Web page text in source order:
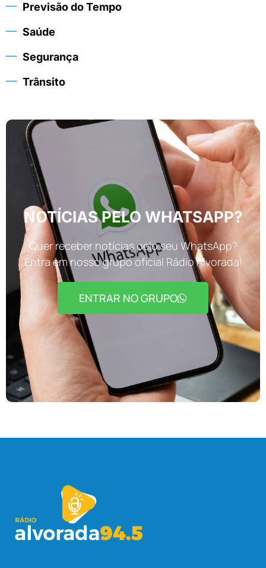
Previsão do Tempo
Saúde
Segurança
Trânsito
NOTÍCIAS PELO WHATSAPP?
Quer receber notícias pelo seu WhatsApp?
Entra em nosso grupo oficial Rádio Alvorada!
ENTRAR NO GRUPO